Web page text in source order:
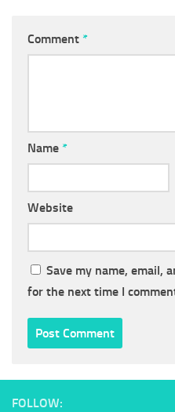
Comment *
Name *
Website
Save my name, email,
for the next time I
FOLLOW: